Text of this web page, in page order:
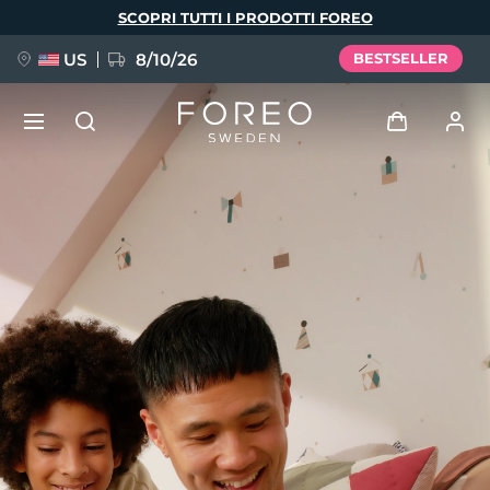
SCOPRI TUTTI I PRODOTTI FOREO
US 8/10/26 BESTSELLER
Profilo utente
I miei ordini
I miei abbonamenti
NUOVO
FAQ™ Pure Beauty-Tech Elixir
BREAKING NEWS
issa™ Teeth Whitening Set
Lingua
English Deutsch
Español
Français
Italiano
Polski
Svenska
Русский
Türkçe
简体中文